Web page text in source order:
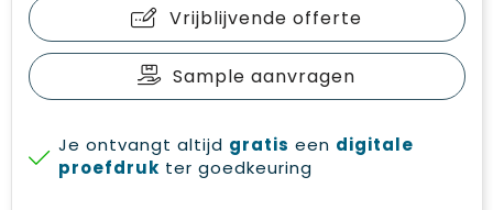
Vrijblijvende offerte
Sample aanvragen
Je ontvangt altijd gratis een digitale
proefdruk ter goedkeuring